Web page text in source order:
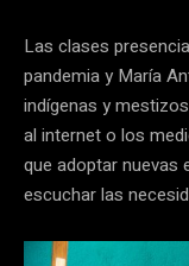
Las clases
pandemia y María
indígenas y
al internet o los
que adoptar nuevas
escuchar las